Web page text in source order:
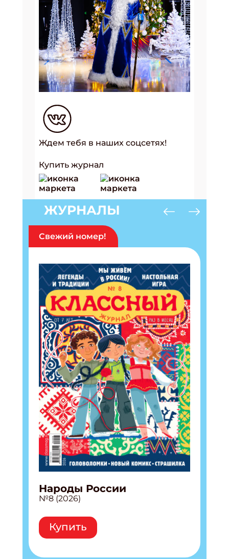
Ждем тебя в наших соцсетях!
Купить журнал
ЖУРНАЛЫ
Свежий номер!
Народы России
№8 (2026)
Купить
Подпишись на рассылку
подарок!
Укажите имя
Укажите Ваш Email